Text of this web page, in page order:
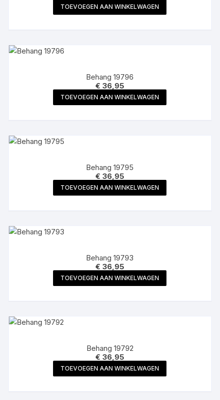
TOEVOEGEN AAN WINKELWAGEN
Behang 19796
€ 36,95
TOEVOEGEN AAN WINKELWAGEN
Behang 19795
€ 36,95
TOEVOEGEN AAN WINKELWAGEN
Behang 19793
€ 36,95
TOEVOEGEN AAN WINKELWAGEN
Behang 19792
€ 36,95
TOEVOEGEN AAN WINKELWAGEN